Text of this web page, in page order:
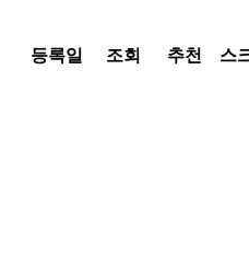
등록일 조회 추천 스